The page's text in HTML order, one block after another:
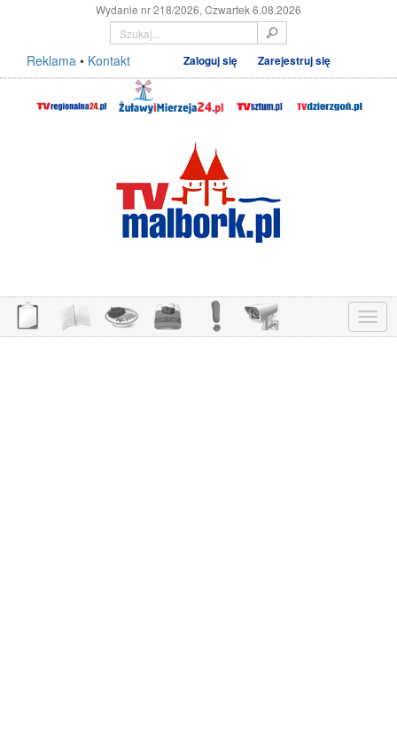
Wydanie nr 218/2026, Czwartek 6.08.2026
Reklama • Kontakt Zaloguj się Zarejestruj się
Menu